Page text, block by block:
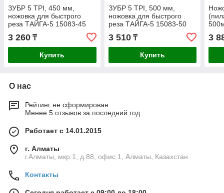
ЗУБР 5 TPI, 450 мм,
ножовка для быстрого
реза ТАЙГА-5 15083-45
3 260 ₸
Купить
ЗУБР 5 TPI, 500 мм,
ножовка для быстрого
реза ТАЙГА-5 15083-50
3 510₸
Купить
3
О нас
Рейтинг не сформирован
Менее 5 отзывов за последний год
Работает с 14.01.2015
г. Алматы
г.Алматы, мкр.1, д.88, офис 1, Алматы, Казахстан
Контакты